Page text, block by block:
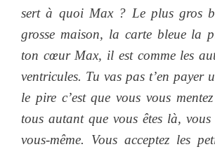
sert à quoi Max ? Le plus gros
grosse maison, la carte bleue la
ton cœur Max, il est comme les
ventricules. Tu vas pas t’en payer
le pire c’est que vous vous
tous autant que vous êtes là, vous
vous-même. Vous acceptez les